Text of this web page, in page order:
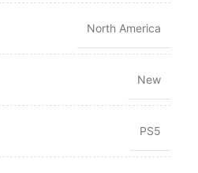
North America
New
PS5